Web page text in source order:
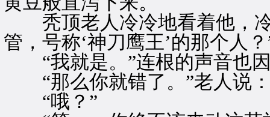
秃顶老人冷冷地看着他，冷
管，号称‘神刀鹰王’的那个人？
“我就是。”连根的声音也因
“那么你就错了。”老人说：
“哦？”